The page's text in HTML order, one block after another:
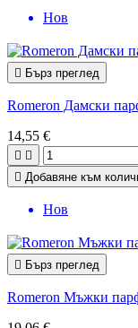
Нов
 Бърз преглед
Romeron Дамски
14,55 €
 
 Добавяне към
Нов
 Бърз преглед
Romeron Мъжки